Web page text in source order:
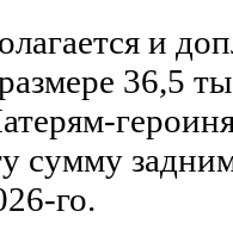
и
36,5
сумму
го.